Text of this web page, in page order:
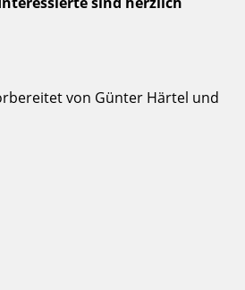
von Günter Härtel und